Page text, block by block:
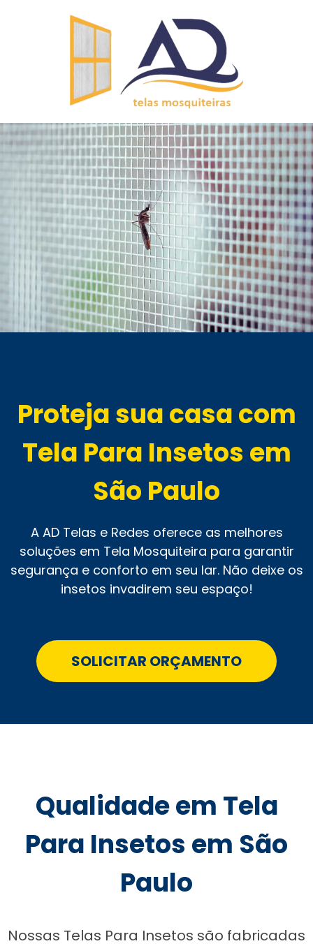
Proteja sua casa com
Tela Para Insetos em
São Paulo
A AD Telas e Redes oferece as melhores
soluções em Tela Mosquiteira para garantir
segurança e conforto em seu lar. Não deixe os
insetos invadirem seu espaço!
SOLICITAR ORÇAMENTO
Qualidade em Tela
Para Insetos em São
Paulo
Nossas Telas Para Insetos são fabricadas